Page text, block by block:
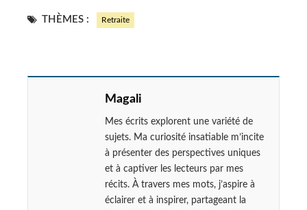
THÈMES : Retraite
Magali
Mes écrits explorent une variété de
sujets. Ma curiosité insatiable m’incite
à présenter des perspectives uniques
et à captiver les lecteurs par mes
récits. À travers mes mots, j’aspire à
éclairer et à inspirer, partageant la